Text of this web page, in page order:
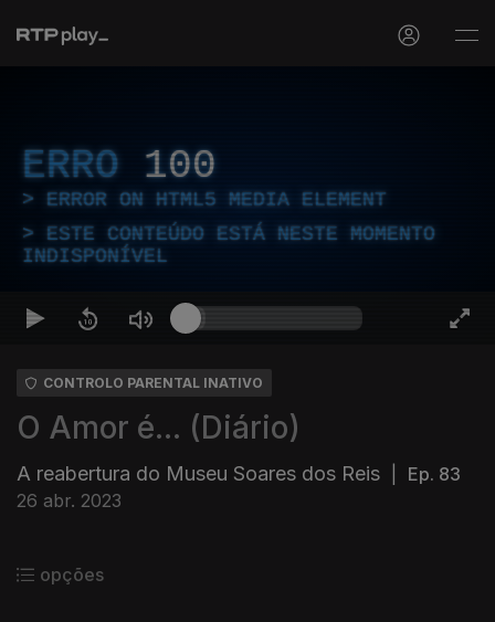
ERRO 100
ERROR ON HTML5 MEDIA ELEMENT
ESTE CONTEÚDO ESTÁ NESTE MOMENTO
INDISPONÍVEL
CONTROLO PARENTAL INATIVO
O Amor é... (Diário)
A reabertura do Museu Soares dos Reis
Ep. 83
26 abr. 2023
opções